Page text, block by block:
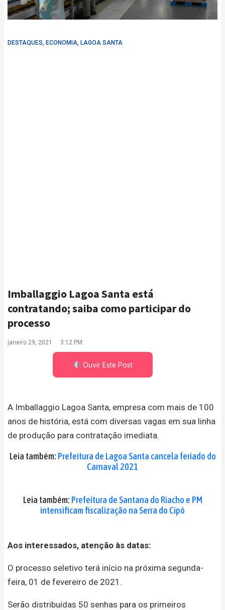
DESTAQUES, ECONOMIA, LAGOA SANTA
Imballaggio Lagoa Santa está
contratando; saiba como participar do
processo
janeiro 29, 2021 3:12 PM
Ouvir Este Post
A Imballaggio Lagoa Santa, empresa com mais de 100
anos de história, está com diversas vagas em sua linha
de produção para contratação imediata.
Leia também: Prefeitura de Lagoa Santa cancela feriado do
Carnaval 2021
Leia também: Prefeitura de Santana do Riacho e PM
intensificam fiscalização na Serra do Cipó
Aos interessados, atenção às datas:
O processo seletivo terá início na próxima segunda-
feira, 01 de fevereiro de 2021.
Serão distribuídas 50 senhas para os primeiros